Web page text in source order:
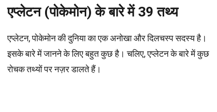
एप्लेटन (पोकेमोन) के बारे में 39 तथ्य
एप्लेटन, पोकेमोन की दुनिया का एक अनोखा और दिलचस्प सदस्य है।
इसके बारे में जानने के लिए बहुत कुछ है। चलिए, एप्लेटन के बारे में कुछ
रोचक तथ्यों पर नज़र डालते हैं।